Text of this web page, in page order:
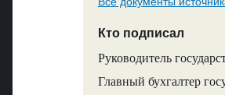
Кто подписал
Руководитель
Главный бухгалтер